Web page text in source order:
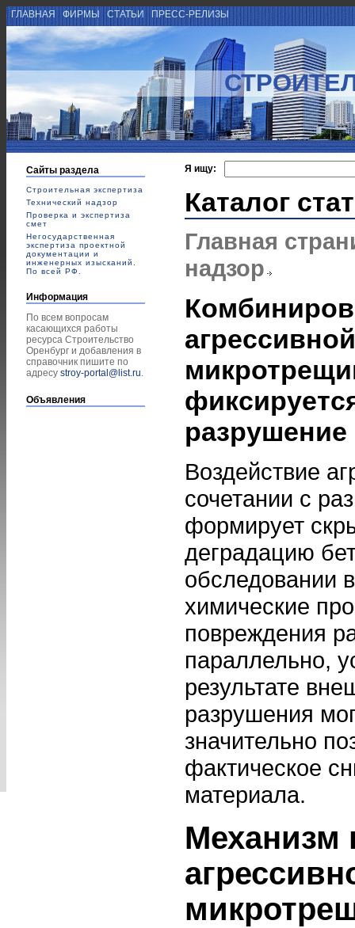
ГЛАВНАЯ ФИРМЫ СТАТЬИ ПРЕСС-РЕЛИЗЫ
Сайты раздела
Строительная экспертиза
Технический надзор
Проверка и экспертиза
смет
Негосударственная
экспертиза проектной
документации и
инженерных изысканий.
По всей РФ.
Информация
По всем вопросам
касающихся работы
ресурса Строительство
Оренбург и добавления в
справочник пишите по
адресу stroy-portal@list.ru.
Объявления
Я ищу:
Каталог
Главная
надзор
разрушение
Воздействие
сочетании с
формирует
деградацию
обследовании
химические
повреждения
параллельно,
результате
разрушения
значительно
фактическое
материала.
Механизм